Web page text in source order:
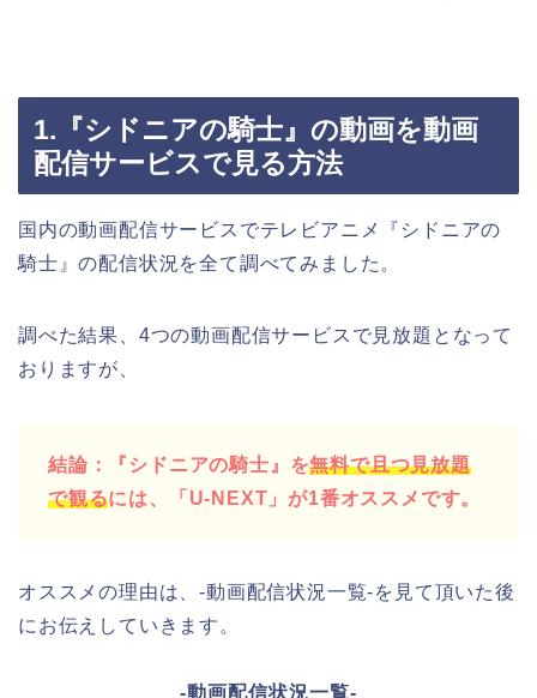
1.『シドニアの騎士』の動画を動画
配信サービスで見る方法
国内の動画配信サービスでテレビアニメ『シドニアの
騎士』の配信状況を全て調べてみました。
調べた結果、4つの動画配信サービスで見放題となって
おりますが、
結論：『シドニアの騎士』を無料で且つ見放題
で観るには、「U-NEXT」が1番オススメです。
オススメの理由は、-動画配信状況一覧-を見て頂いた後
にお伝えしていきます。
-動画配信状況一覧-